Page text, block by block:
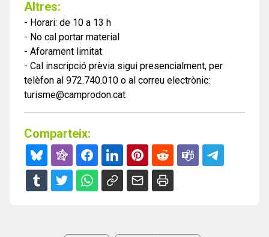
Altres:
- Horari: de 10 a 13 h
- No cal portar material
- Aforament limitat
- Cal inscripció prèvia sigui presencialment, per
telèfon al 972.740.010 o al correu electrònic:
turisme@camprodon.cat
Comparteix: